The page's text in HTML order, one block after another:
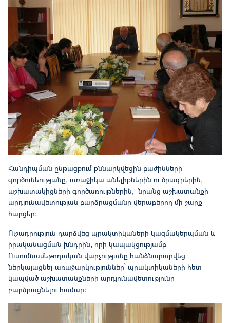
Հանդիպման ընթացքում քննարկվեցին բաժինների
գործունեությանը, առաջիկա անելիքներին ու ծրագրերին,
աշխատակիցների գործառույթներին, նրանց աշխատանքի
արդյունավետության բարձրացմանը վերաբերող մի շարք
հարցեր:
Ուշադրություն դարձվեց պրակտիկաների կազմակերպման և
իրականացման խնդրին, որի կապակցությամբ
Ուսումնամեթոդական վարչությանը հանձնարարվեց
ներկայացնել առաջարկություններ՝ պրակտիկաների հետ
կապված աշխատանքների արդյունավետությունը
բարձրացնելու համար: